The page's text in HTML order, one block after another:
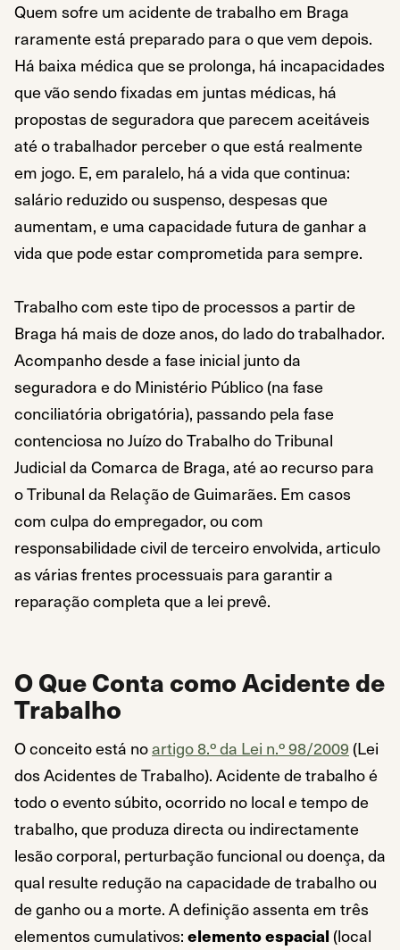
Quem sofre um acidente de trabalho em Braga
raramente está preparado para o que vem depois.
Há baixa médica que se prolonga, há incapacidades
que vão sendo fixadas em juntas médicas, há
propostas de seguradora que parecem aceitáveis
até o trabalhador perceber o que está realmente
em jogo. E, em paralelo, há a vida que continua:
salário reduzido ou suspenso, despesas que
aumentam, e uma capacidade futura de ganhar a
vida que pode estar comprometida para sempre.
Trabalho com este tipo de processos a partir de
Braga há mais de doze anos, do lado do trabalhador.
Acompanho desde a fase inicial junto da
seguradora e do Ministério Público (na fase
conciliatória obrigatória), passando pela fase
contenciosa no Juízo do Trabalho do Tribunal
Judicial da Comarca de Braga, até ao recurso para
o Tribunal da Relação de Guimarães. Em casos
com culpa do empregador, ou com
responsabilidade civil de terceiro envolvida, articulo
as várias frentes processuais para garantir a
reparação completa que a lei prevê.
O Que Conta como Acidente de
Trabalho
O conceito está noartigo 8.º da Lei n.º 98/2009 (Lei
dos Acidentes de Trabalho). Acidente de trabalho é
todo o evento súbito, ocorrido no local e tempo de
trabalho, que produza directa ou indirectamente
lesão corporal, perturbação funcional ou doença, da
qual resulte redução na capacidade de trabalho ou
de ganho ou a morte. A definição assenta em três
elementos cumulativos: elemento espacial (local